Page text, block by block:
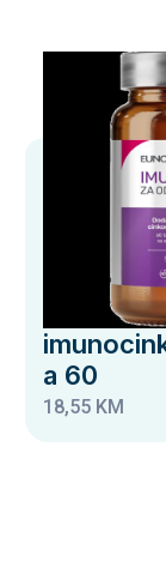
a 60
18,55 KM